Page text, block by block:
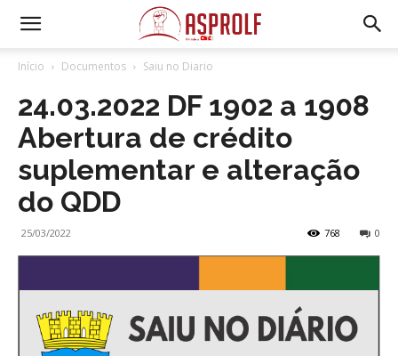
Início Documentos Saiu no Diario
24.03.2022 DF 1902 a 1908
Abertura de crédito
suplementar e alteração
do QDD
25/03/2022 0
768